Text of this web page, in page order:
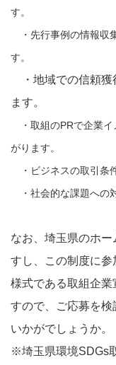
す。
・先行事例の情報収
す。
・地域での信頼獲
ます。
・取組のPRで企業イ
がります。
・ビジネスの取引条
・社会的な課題への
なお、埼玉県のホ
すし、この制度に参
様式である取組企
すので、ご応募を検
いかがでしょうか。
※埼玉県環境SDGs